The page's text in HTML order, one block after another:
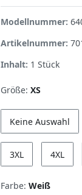
Modellnummer:
Artikelnummer:
Inhalt: 1 Stück
Größe: XS
Keine Auswahl
3XL 4XL
Farbe: Weiß